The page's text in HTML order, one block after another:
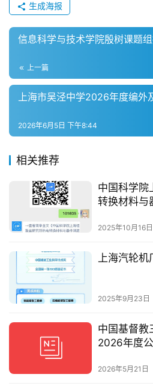
生成海报
信息科学与技术学院殷树课题
上一篇
上海市吴泾中学2026年度编外
2026年6月5日 下午8:44
相关推荐
中国科学院
转换材料与
2025年10月16日
上海汽轮
2025年9月23日
中国基督教
2026年度
2026年5月21日